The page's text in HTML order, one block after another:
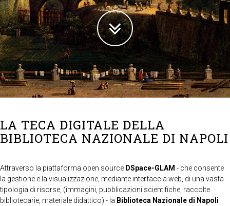
LA TECA DIGITALE DELLA
BIBLIOTECA NAZIONALE DI NAPOLI
Attraverso la piattaforma open source DSpace-GLAM - che consente
la gestione e la visualizzazione, mediante interfaccia web, di una vasta
tipologia di risorse, (immagini, pubblicazioni scientifiche, raccolte
bibliotecarie, materiale didattico) - la Biblioteca Nazionale di Napoli